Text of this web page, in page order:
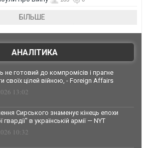
БІЛЬШЕ
АНАЛІТИКА
не готовий до компромісів і прагне
своїх цілей війною, - Foreign Affairs
13:02
Сирського знаменує кінець епохи
гвардії" в українській армії — NYT
10:32